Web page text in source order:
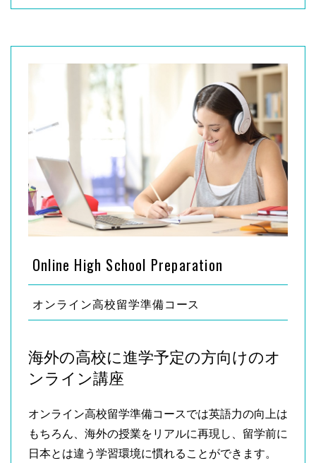
Online High School Preparation
オンライン高校留学準備コース
海外の高校に進学予定の方向けのオ
ンライン講座
オンライン高校留学準備コースでは英語力の向上は
もちろん、海外の授業をリアルに再現し、留学前に
日本とは違う学習環境に慣れることができます。